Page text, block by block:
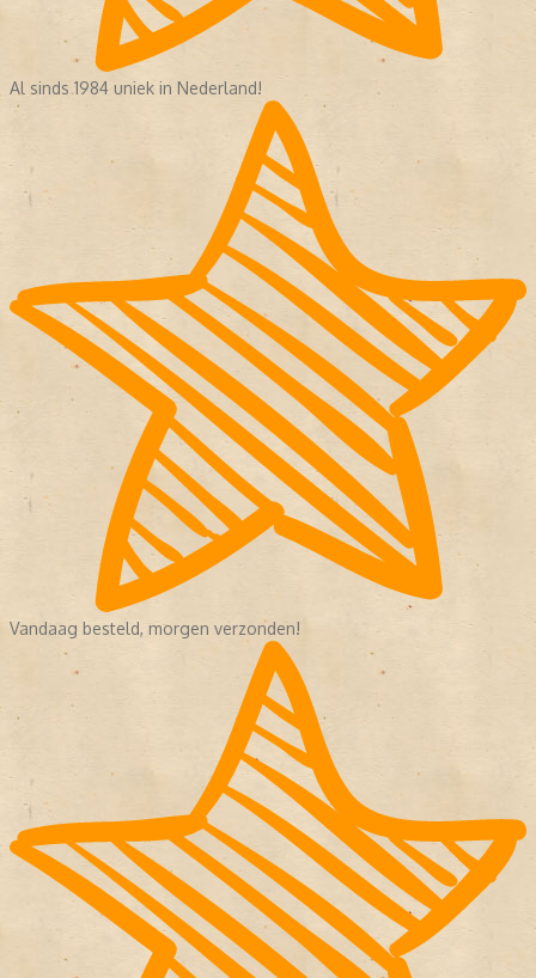
Al sinds 1984 uniek in Nederland!
Vandaag besteld, morgen verzonden!